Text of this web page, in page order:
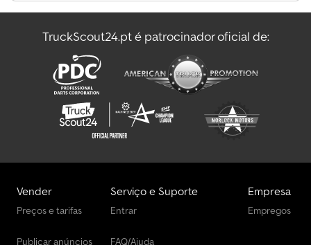
Haulotte Optimum 8
Pöttinger Outro Equipamento
TruckScout24.pt é patrocinador oficial de:
Vender
Preços e tarifas
Publicar anúncios
Serviço e Suporte
Entrar
FAQ/Ajuda
Empresa
Empregos